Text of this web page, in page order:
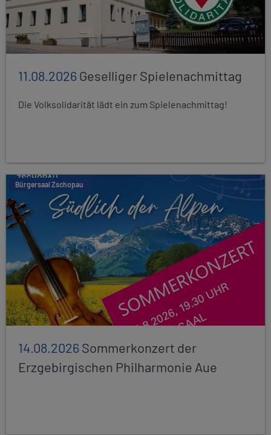
11.08.2026Geselliger Spielenachmittag
Die Volksolidarität lädt ein zum Spielenachmittag!
Bürgersaal Zschopau
14.08.2026Sommerkonzert der
Erzgebirgischen Philharmonie Aue